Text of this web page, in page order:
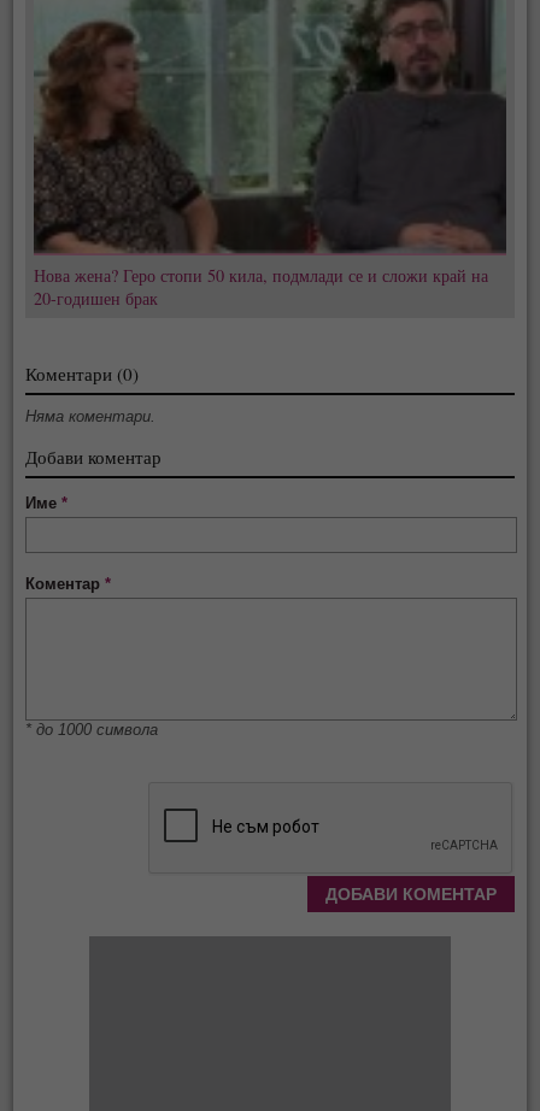
Нова жена? Геро стопи 50 кила, подмлади се и сложи край на
20-годишен брак
Коментари (0)
Няма коментари.
Добави коментар
Име*
Коментар*
* до 1000 символа